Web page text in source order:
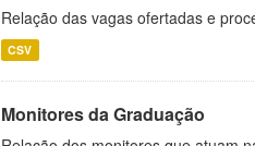
Relação das vagas ofertadas e
CSV
Monitores da Graduação